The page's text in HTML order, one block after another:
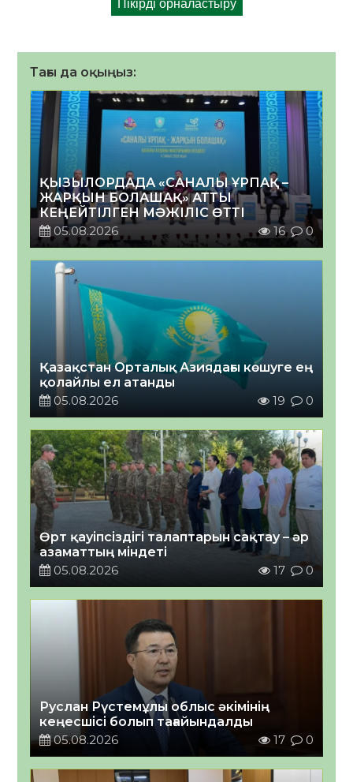
Тағы да оқыңыз:
ҚЫЗЫЛОРДАДА «САНАЛЫ ҰРПАҚ –
ЖАРҚЫН БОЛАШАҚ» АТТЫ
КЕҢЕЙТІЛГЕН МӘЖІЛІС ӨТТІ
05.08.2026
16 0
Қазақстан Орталық Азиядағы көшуге ең
қолайлы ел атанды
05.08.2026
19 0
Өрт қауіпсіздігі талаптарын сақтау – әр
азаматтың міндеті
05.08.2026
17 0
Руслан Рүстемұлы облыс әкімінің
кеңесшісі болып тағайындалды
05.08.2026
17 0